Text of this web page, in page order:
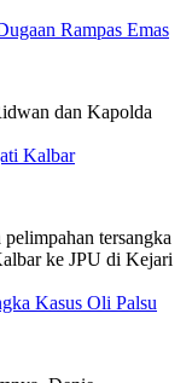
Rampas Emas
Kalbar
Kasus Oli Palsu